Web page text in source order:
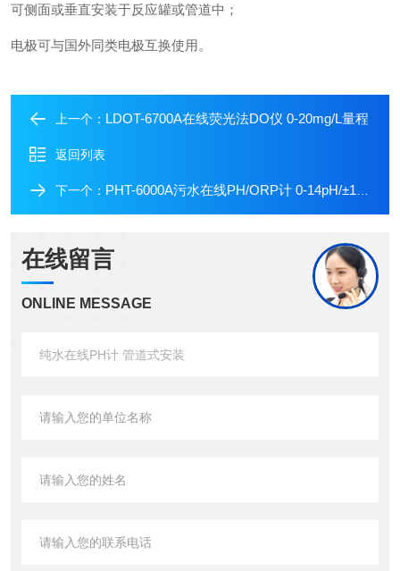
可侧面或垂直安装于反应罐或管道中；
电极可与国外同类电极互换使用。
上一个： LDOT-6700A在线荧光法DO仪 0-20mg/L量程
返回列表
下一个： PHT-6000A污水在线PH/ORP计 0-14pH/±1999mV测量量程
在线留言
ONLINE MESSAGE